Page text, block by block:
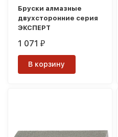
Бруски алмазные
двухсторонние серия
ЭКСПЕРТ
1 071₽
В корзину